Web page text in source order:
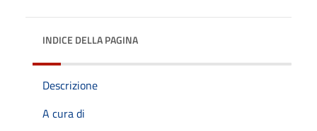
INDICE DELLA PAGINA
Descrizione
A cura di